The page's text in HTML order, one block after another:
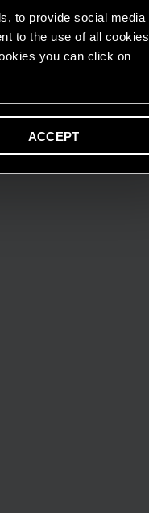
to provide social media
to the use of all cookies
you can click on
ACCEPT